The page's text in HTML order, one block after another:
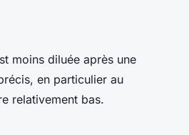
moins diluée après une
en particulier au
relativement bas.